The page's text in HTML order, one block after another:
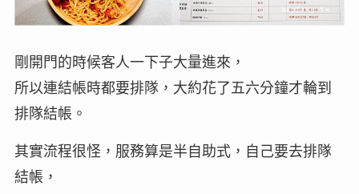
剛開門的時候客人一下子大量進來，
所以連結帳時都要排隊，大約花了五六分鐘才輪到
排隊結帳。
其實流程很怪，服務算是半自助式，自己要去排隊
結帳，